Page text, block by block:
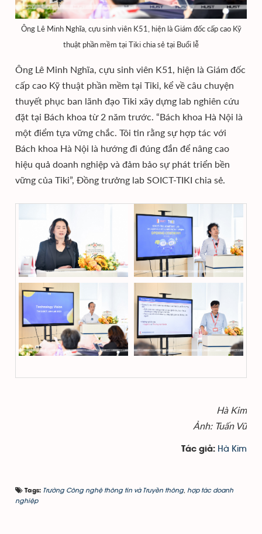
Ông Lê Minh Nghĩa, cựu sinh viên K51, hiện là Giám đốc cấp cao Kỹ
thuật phần mềm tại Tiki chia sẻ tại Buổi lễ
Ông Lê Minh Nghĩa, cựu sinh viên K51, hiện là Giám đốc
cấp cao Kỹ thuật phần mềm tại Tiki, kể về câu chuyện
thuyết phục ban lãnh đạo Tiki xây dựng lab nghiên cứu
đặt tại Bách khoa từ 2 năm trước. “Bách khoa Hà Nội là
một điểm tựa vững chắc. Tôi tin rằng sự hợp tác với
Bách khoa Hà Nội là hướng đi đúng đắn để nâng cao
hiệu quả doanh nghiệp và đảm bảo sự phát triển bền
vững của Tiki”, Đồng trưởng lab SOICT-TIKI chia sẻ.
Hà Kim
Ảnh: Tuấn Vũ
Tác giả: Hà Kim
Tags: Trường Công nghệ thông tin và Truyền thông, hợp tác doanh
nghiệp